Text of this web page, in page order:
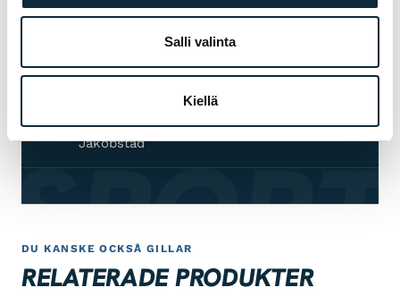
Salli valinta
Kiellä
egen verkstad
03
köpta hos oss
Inpassning och provkörning i butiken i
Jakobstad
DU KANSKE OCKSÅ GILLAR
RELATERADE PRODUKTER